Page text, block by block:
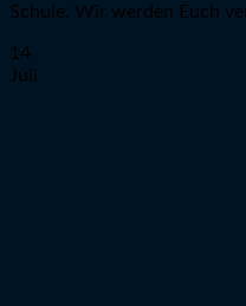
Schule. Wir werden Euch
14
Juli